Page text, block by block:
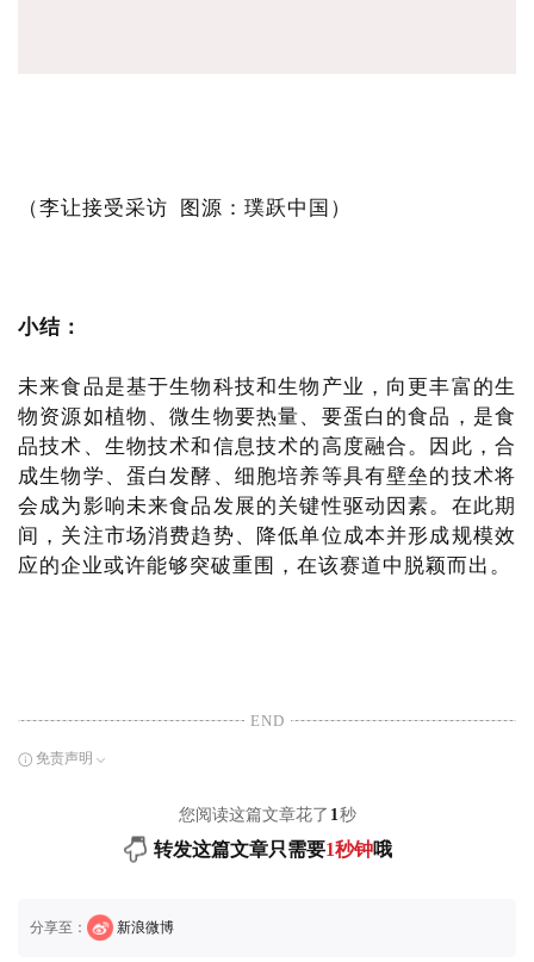
（李让接受采访 图源：璞跃中国）
小结：
未来食品是基于生物科技和生物产业，向更丰富的生
物资源如植物、微生物要热量、要蛋白的食品，是食
品技术、生物技术和信息技术的高度融合。因此，合
成生物学、蛋白发酵、细胞培养等具有壁垒的技术将
会成为影响未来食品发展的关键性驱动因素。在此期
间，关注市场消费趋势、降低单位成本并形成规模效
应的企业或许能够突破重围，在该赛道中脱颖而出。
END
免责声明
您阅读这篇文章花了 1秒
转发这篇文章只需要1秒钟哦
分享至： 新浪微博